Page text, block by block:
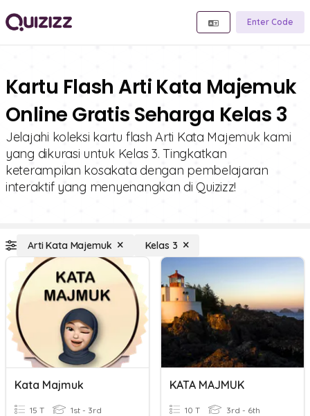
Enter Code
Kartu Flash Arti Kata Majemuk
Online Gratis Seharga Kelas 3
Jelajahi koleksi kartu flash Arti Kata Majemuk kami
yang dikurasi untuk Kelas 3. Tingkatkan
keterampilan kosakata dengan pembelajaran
interaktif yang menyenangkan di Quizizz!
Arti Kata Majemuk Kelas 3
Kata Majmuk
15 T 1st - 3rd
KATA MAJMUK
10 T 3rd - 6th